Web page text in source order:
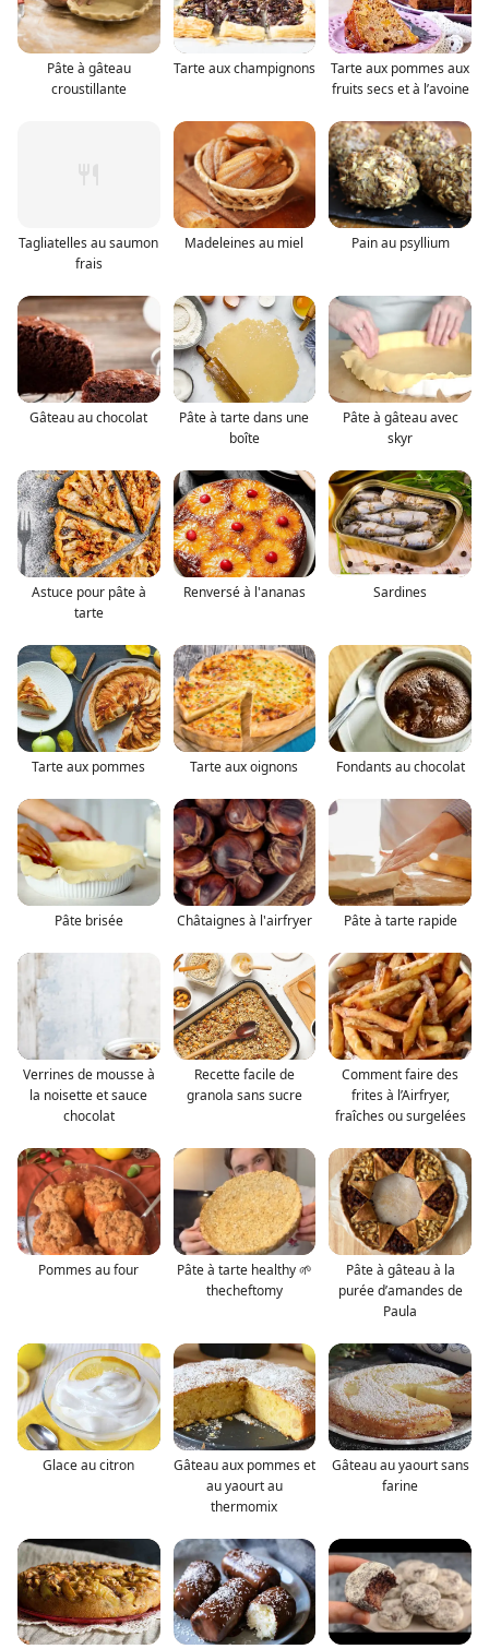
Pâte à gâteau
croustillante
Tarte aux champignons
Tarte aux pommes aux
fruits secs et à l’avoine
Tagliatelles au saumon
frais
Madeleines au miel Pain au psyllium
Gâteau au chocolat
Pâte à tarte dans une
boîte
Pâte à gâteau avec
skyr
Astuce pour pâte à
tarte
Renversé à l'ananas Sardines
Tarte aux pommes Tarte aux oignons Fondants au chocolat
Pâte brisée Châtaignes à l'airfryer Pâte à tarte rapide
Verrines de mousse à
la noisette et sauce
chocolat
Recette facile de
granola sans sucre
Comment faire des
frites à l’Airfryer,
fraîches ou surgelées
Pommes au four
Pâte à tarte healthy 🌱
thecheftomy
Pâte à gâteau à la
purée d’amandes de
Paula
Glace au citron
Gâteau aux pommes et
au yaourt au
thermomix
Gâteau au yaourt sans
farine